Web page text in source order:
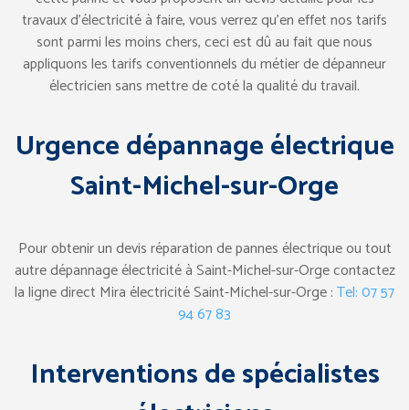
travaux d’électricité à faire, vous verrez qu’en effet nos tarifs
sont parmi les moins chers, ceci est dû au fait que nous
appliquons les tarifs conventionnels du métier de dépanneur
électricien sans mettre de coté la qualité du travail.
Urgence dépannage électrique
Saint-Michel-sur-Orge
Pour obtenir un devis réparation de pannes électrique ou tout
autre dépannage électricité à Saint-Michel-sur-Orge contactez
la ligne direct Mira électricité Saint-Michel-sur-Orge :Tel: 07 57
94 67 83
Interventions de spécialistes